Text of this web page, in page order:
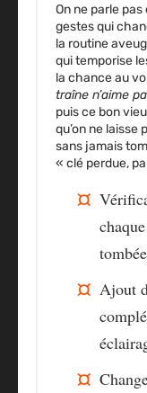
On ne parle
gestes qui
la routine
qui temporise
la chance au
traîne n’aime
puis ce bon
qu’on ne laisse
sans jamais
« clé perdue,
Ajout